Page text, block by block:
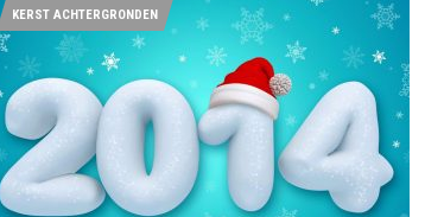
KERST ACHTERGRONDEN